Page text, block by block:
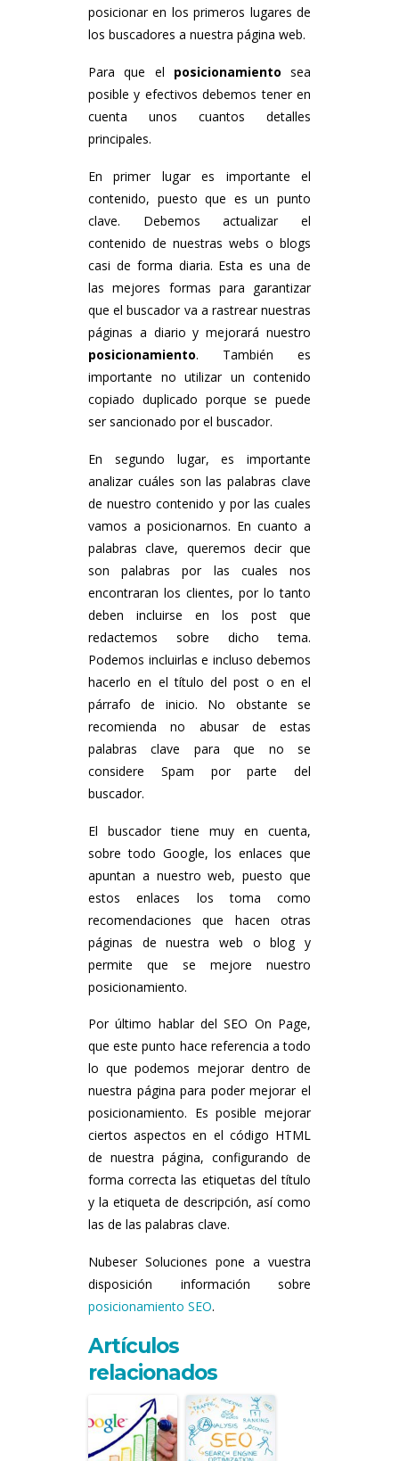
posicionar en los primeros lugares de
los buscadores a nuestra página web.
Para que el posicionamiento sea
posible y efectivos debemos tener en
cuenta unos cuantos detalles
principales.
En primer lugar es importante el
contenido, puesto que es un punto
clave. Debemos actualizar el
contenido de nuestras webs o blogs
casi de forma diaria. Esta es una de
las mejores formas para garantizar
que el buscador va a rastrear nuestras
páginas a diario y mejorará nuestro
posicionamiento. También es
importante no utilizar un contenido
copiado duplicado porque se puede
ser sancionado por el buscador.
En segundo lugar, es importante
analizar cuáles son las palabras clave
de nuestro contenido y por las cuales
vamos a posicionarnos. En cuanto a
palabras clave, queremos decir que
son palabras por las cuales nos
encontraran los clientes, por lo tanto
deben incluirse en los post que
redactemos sobre dicho tema.
Podemos incluirlas e incluso debemos
hacerlo en el título del post o en el
párrafo de inicio. No obstante se
recomienda no abusar de estas
palabras clave para que no se
considere Spam por parte del
buscador.
El buscador tiene muy en cuenta,
sobre todo Google, los enlaces que
apuntan a nuestro web, puesto que
estos enlaces los toma como
recomendaciones que hacen otras
páginas de nuestra web o blog y
permite que se mejore nuestro
posicionamiento.
Por último hablar del SEO On Page,
que este punto hace referencia a todo
lo que podemos mejorar dentro de
nuestra página para poder mejorar el
posicionamiento. Es posible mejorar
ciertos aspectos en el código HTML
de nuestra página, configurando de
forma correcta las etiquetas del título
y la etiqueta de descripción, así como
las de las palabras clave.
Nubeser Soluciones pone a vuestra
disposición información sobre
posicionamiento SEO.
Artículos
relacionados